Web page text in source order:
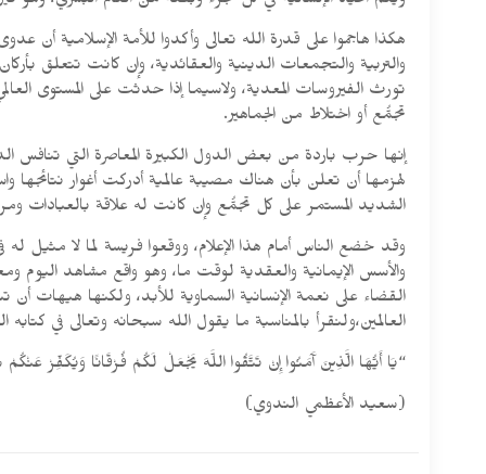
هكذا هاجموا على قدرة الله تعالى وأكدوا للأمة الإسلامية أن
والتربية والتجمعات الدينية والعقائدية، وإن كانت تتعلق
تورث الفيروسات المعدية، ولاسيما إذا حدثت على المستوى
تجمُّع أو اختلاط من الجماهير.
إنها حرب باردة من بعض الدول الكبيرة المعاصرة التي
لهزمها أن تعلن بأن هناك مصيبة عالمية أدركت أغوار نتائجها
الشديد المستمر على كل تجمُّع وإن كانت له علاقة بالعبادات
وقد خضع الناس أمام هذا الإعلام، ووقعوا فريسة لما لا مثيل له
والأسس الإيمانية والعقدية لوقت ما، وهو واقع مشاهد اليوم
القضاء على نعمة الإنسانية السماوية للأبد، ولكنها هيهات
العالمين،ولنقرأ بالمناسبة ما يقول الله سبحانه وتعالى في
“يَا أَيُّهَا الَّذِينَ آَمَنُوا إِنْ تَتَّقُوا اللَّهَ يَجْعَلْ لَكُمْ فُرْقَانًا وَيُكَفِّرْ
(سعيد الأعظمي الندوي)